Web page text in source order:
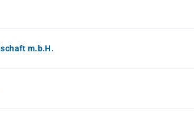
m.b.H.